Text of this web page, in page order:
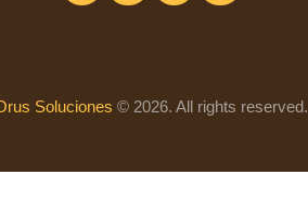
Soluciones © 2026. All rights reserved.